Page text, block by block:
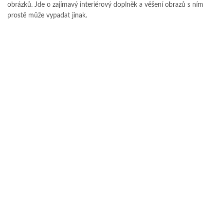
obrázků. Jde o zajímavý interiérový doplněk a věšení obrazů s ním
prostě může vypadat jinak.